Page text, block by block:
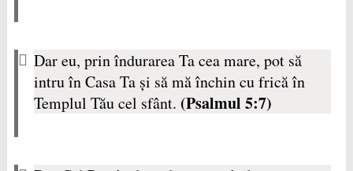
Dar eu, prin îndurarea Ta cea mare, pot să
intru în Casa Ta şi să mă închin cu frică în
Templul Tău cel sfânt. (Psalmul 5:7)